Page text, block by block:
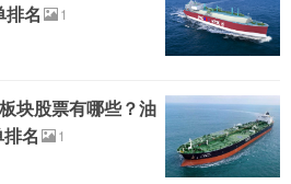
名
1
块股票有哪些？油
名
1